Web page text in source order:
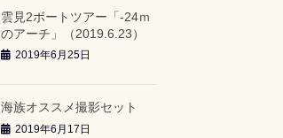
雲見2ボートツアー「-24ｍ
のアーチ」（2019.6.23）
2019年6月25日
海族オススメ撮影セット
2019年6月17日